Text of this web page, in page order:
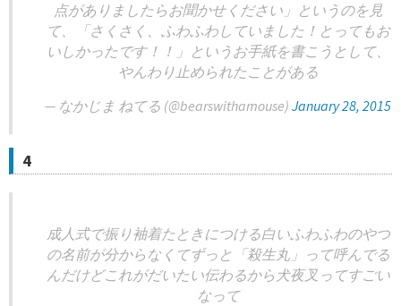
点がありましたらお聞かせください」というのを見
て、「さくさく、ふわふわしていました！とってもお
いしかったです！！」というお手紙を書こうとして、
やんわり止められたことがある
— なかじま ねてる (@bearswithamouse) January 28, 2015
4
成人式で振り袖着たときにつける白いふわふわのやつ
の名前が分からなくてずっと「殺生丸」って呼んでる
んだけどこれがだいたい伝わるから犬夜叉ってすごい
なって